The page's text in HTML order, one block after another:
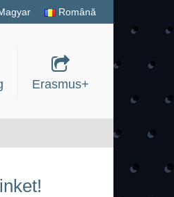
Română
Erasmus+